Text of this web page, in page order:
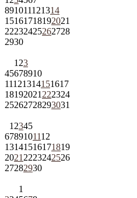
891011121314
15161718192021
22232425262728
2930
1 23
45678910
11121314151617
18192021 222324
25262728293031
1 2345
6789101112
13141516171819
2021 2223242526
27282930
1